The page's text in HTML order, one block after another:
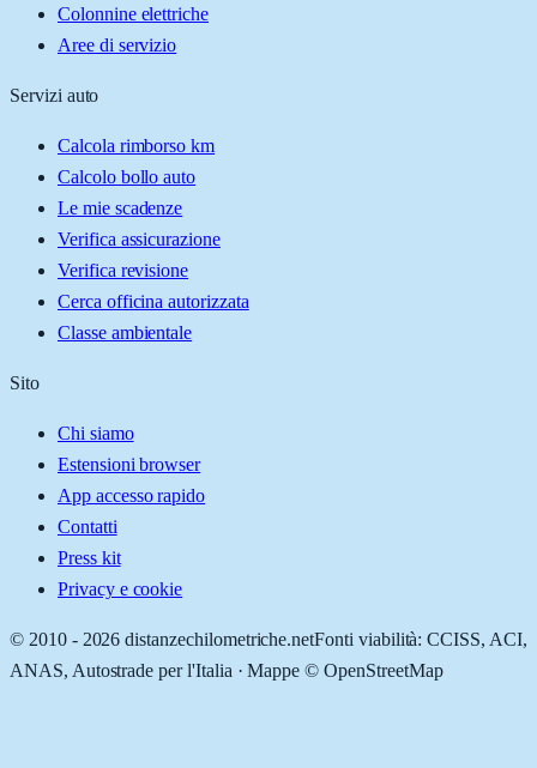
Colonnine elettriche
Aree di servizio
Servizi auto
Calcola rimborso km
Calcolo bollo auto
Le mie scadenze
Verifica assicurazione
Verifica revisione
Cerca officina autorizzata
Classe ambientale
Sito
Chi siamo
Estensioni browser
App accesso rapido
Contatti
Press kit
Privacy e cookie
© 2010 - 2026 distanzechilometriche.netFonti viabilità: CCISS, ACI,
ANAS, Autostrade per l'Italia · Mappe © OpenStreetMap